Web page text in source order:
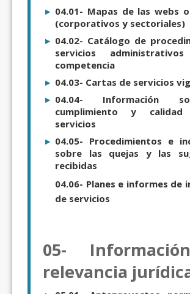
04.01- Mapas de las webs
(corporativos y sectoriales)
04.02- Catálogo de
servicios
competencia
04.03- Cartas de servicios
04.04- Información
cumplimiento y
servicios
04.05- Procedimientos e
sobre las quejas y las
recibidas
04.06- Planes e informes de
de servicios
05-
relevancia